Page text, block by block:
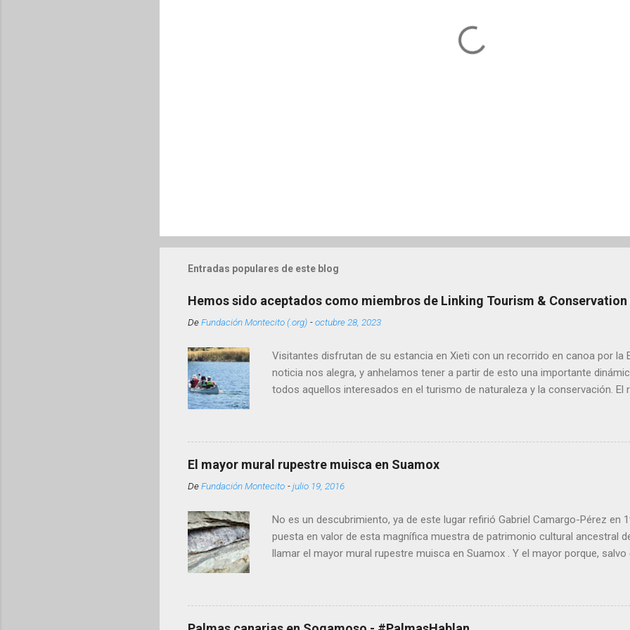
Entradas populares de este blog
Hemos sido aceptados como miembros de Linking Tourism & Conservation
DeFundación Montecito (.org) -octubre 28, 2023
Visitantes disfrutan de su estancia en Xieti con un recorrido en canoa por la
noticia nos alegra, y anhelamos tener a partir de esto una importante
todos aquellos interesados en el turismo de naturaleza y la conservación. El
enlace compartido enseguida. Con orgullo compartimos que hemos sido
Linking Tourism & Conservation (LT&C) , organización sin ánimo de lucro
misión es: Facilitar una red educativa global de embajadores del turismo y la
colaboran para incrementar las mejores prácticas turísticas que apoyan el
gestión de áreas naturales protegidas. Nuestro perfil en LT&C:
https://www.ltandc.org/ -- [Up...
El mayor mural rupestre muisca en Suamox
DeFundación Montecito -julio 19, 2016
No es un descubrimiento, ya de este lugar refirió Gabriel Camargo-Pérez en
puesta en valor de esta magnífica muestra de patrimonio cultural ancestral
llamar el mayor mural rupestre muisca en Suamox . Y el mayor porque, salvo
(muisca*) que podamos conocer en Suamox: 50 metros en longitud, con
conoce como Las Pinturas , o Las Pinturas Blancas de Pilar y Ceibita en
"Es un filón anchuroso de roca durísima, centenares de signos están